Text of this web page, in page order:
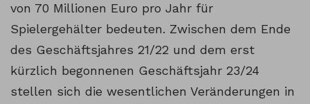
von 70 Millionen Euro pro Jahr für
Spielergehälter bedeuten. Zwischen dem Ende
des Geschäftsjahres 21/22 und dem erst
kürzlich begonnenen Geschäftsjahr 23/24
stellen sich die wesentlichen Veränderungen in